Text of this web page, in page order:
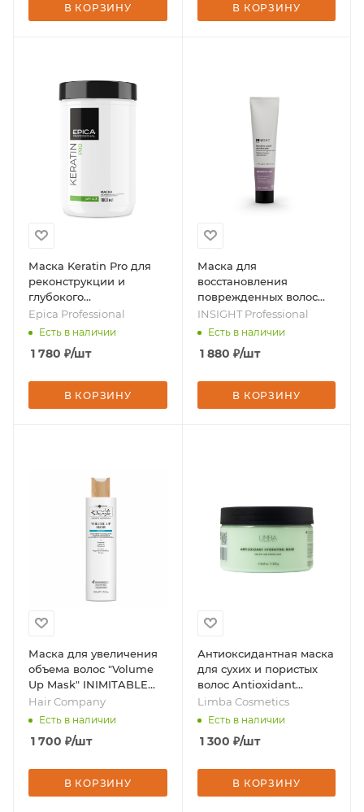
В КОРЗИНУ В КОРЗИНУ
Маска Keratin Pro для
реконструкции и
глубокого
восстановления волос,
1000 мл, бренд - Epica
Epica Professional
Есть в наличии
1 780 ₽/шт
В КОРЗИНУ
Маска для
восстановления
поврежденных волос
Damaged Hair, 200 мл,
бренд - INSIGHT
INSIGHT Professional
Есть в наличии
1 880 ₽/шт
В КОРЗИНУ
Маска для увеличения
объема волос "Volume
Up Mask" INIMITABLE
STYLE, 200 мл, бренд -
Hair Company
Hair Company
Есть в наличии
1 700 ₽/шт
В КОРЗИНУ
Антиоксидантная маска
для сухих и пористых
волос Antioxidant
Hydrating Mask, 245 г,
бренд - Limba
Limba Cosmetics
Есть в наличии
1 300 ₽/шт
В КОРЗИНУ